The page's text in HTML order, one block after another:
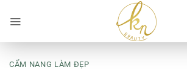
qua
nội
dung
CẨM NANG LÀM ĐẸP